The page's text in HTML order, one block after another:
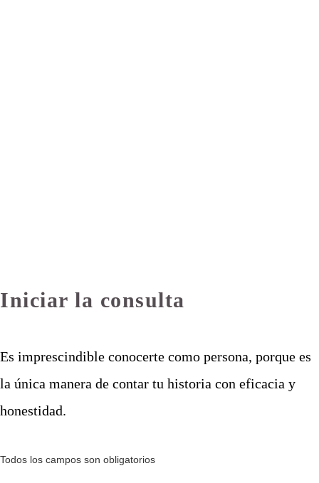
Iniciar la consulta
Es imprescindible conocerte como persona, porque es
la única manera de contar tu historia con eficacia y
honestidad.
Todos los campos son obligatorios